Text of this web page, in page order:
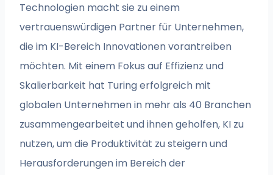
Technologien macht sie zu einem
vertrauenswürdigen Partner für Unternehmen,
die im KI-Bereich Innovationen vorantreiben
möchten. Mit einem Fokus auf Effizienz und
Skalierbarkeit hat Turing erfolgreich mit
globalen Unternehmen in mehr als 40 Branchen
zusammengearbeitet und ihnen geholfen, KI zu
nutzen, um die Produktivität zu steigern und
Herausforderungen im Bereich der